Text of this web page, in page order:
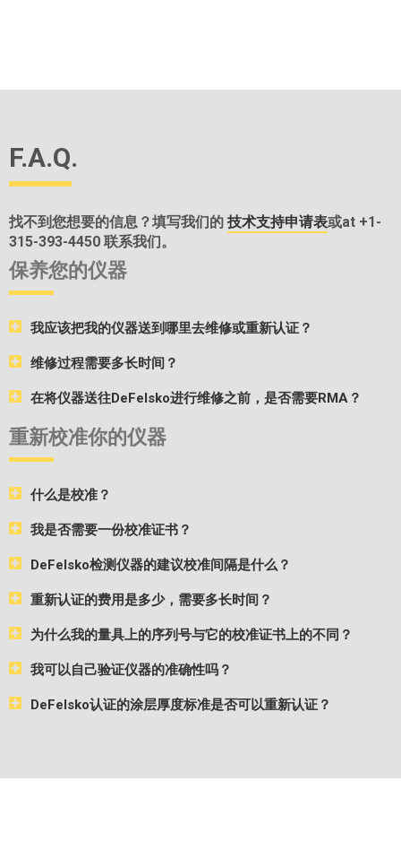
F.A.Q.
找不到您想要的信息？填写我们的 技术支持申请表或at +1-
315-393-4450 联系我们。
保养您的仪器
我应该把我的仪器送到哪里去维修或重新认证？
维修过程需要多长时间？
在将仪器送往DeFelsko进行维修之前，是否需要RMA？
重新校准你的仪器
什么是校准？
我是否需要一份校准证书？
DeFelsko检测仪器的建议校准间隔是什么？
重新认证的费用是多少，需要多长时间？
为什么我的量具上的序列号与它的校准证书上的不同？
我可以自己验证仪器的准确性吗？
DeFelsko认证的涂层厚度标准是否可以重新认证？